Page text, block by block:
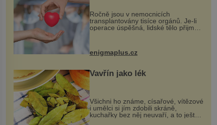
Ročně jsou v nemocnicích
transplantovány tisíce orgánů. Je-li
operace úspěšná, lidské tělo přijme
enigmaplus.cz
Vavřín jako lék
Všichni ho známe, císařové, vítězové
i umělci si jím zdobili skráně,
kuchařky bez něj neuvaří, a to ještě
nevíte, že bobkový list může výrazně